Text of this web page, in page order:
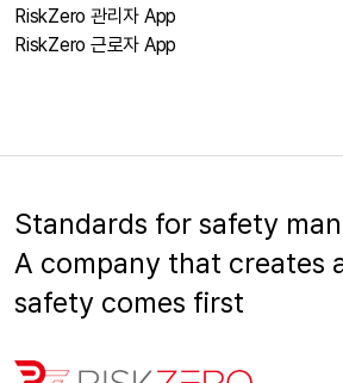
RiskZero 관리자 App
RiskZero 근로자 App
Standards for safety
A company that creates
safety comes first